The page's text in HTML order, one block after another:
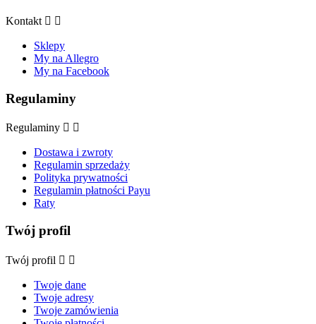
Kontakt  
Sklepy
My na Allegro
My na Facebook
Regulaminy
Regulaminy  
Dostawa i zwroty
Regulamin sprzedaży
Polityka prywatności
Regulamin płatności Payu
Raty
Twój profil
Twój profil  
Twoje dane
Twoje adresy
Twoje zamówienia